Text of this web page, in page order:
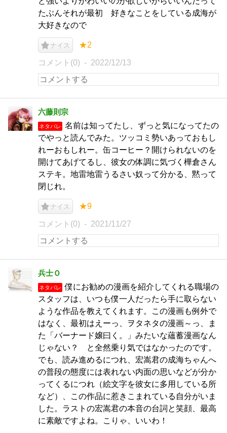
たぶんそれが最初 好きなことをしている成海が
大好きなので
ナイス ★2
コメント(0) 2022/12/13
六藤則宗
ネタバレ
名前は知ってたし、ずっと気になってたの
でやっと読んでみた。ツッコミ勢いあっておもし
れーおもしれー。缶コーヒー？開けられないのを
開けてあげてるし、彼女の体調に気づく樺倉さん
ステキ。地雷地雷うるさい奴って分かる、黙って
閉じれ。
ナイス ★9
コメント(0) 2021/11/27
兵士Ｏ
ネタバレ
僕にお勧めの漫画を紹介してくれる職場の
スタッフは、いつも僕一人だったら手に取らない
ような作品を教えてくれます。この漫画も例外で
はなく、最初はえーっ、ヲタネタの漫画～っ、ま
た「バーナード嬢曰く。」みたいな蘊蓄漫画なん
じゃない？ と全然乗り気ではなかったのです。
でも、読み進めるにつれ、宏嵩君の成海ちゃんへ
の普段の態度には表れない内面の思いなどが分か
ってくるにつれ（絵文字を彼女に多用している所
など）、この作品に惹きこまれている自分がいま
した。ラストの宏嵩君の本音の台詞と笑顔、最高
に素敵ですよね。こりゃ、いいわ！